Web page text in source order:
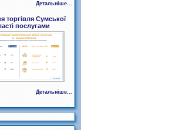
Детальніше...
торгівля Сумської
послугами
Детальніше...